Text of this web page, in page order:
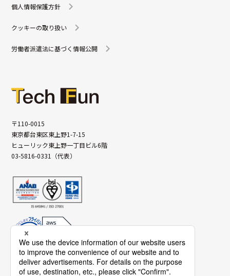
個人情報保護方針
クッキーの取り扱い
労働者派遣法に基づく情報公開
〒110-0015
東京都台東区東上野1-7-15
ヒューリック東上野一丁目ビル6階
03-5816-0331（代表）